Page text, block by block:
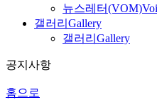
뉴스레터(VOM)
갤러리 Gallery
갤러리 Gallery
공지사항
홈으로